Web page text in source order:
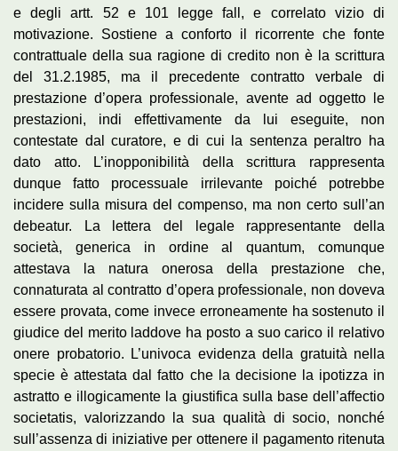
e degli artt. 52 e 101 legge fall, e correlato vizio di
motivazione. Sostiene a conforto il ricorrente che fonte
contrattuale della sua ragione di credito non è la scrittura
del 31.2.1985, ma il precedente contratto verbale di
prestazione d’opera professionale, avente ad oggetto le
prestazioni, indi effettivamente da lui eseguite, non
contestate dal curatore, e di cui la sentenza peraltro ha
dato atto. L’inopponibilità della scrittura rappresenta
dunque fatto processuale irrilevante poiché potrebbe
incidere sulla misura del compenso, ma non certo sull’an
debeatur. La lettera del legale rappresentante della
società, generica in ordine al quantum, comunque
attestava la natura onerosa della prestazione che,
connaturata al contratto d’opera professionale, non doveva
essere provata, come invece erroneamente ha sostenuto il
giudice del merito laddove ha posto a suo carico il relativo
onere probatorio. L’univoca evidenza della gratuità nella
specie è attestata dal fatto che la decisione la ipotizza in
astratto e illogicamente la giustifica sulla base dell’affectio
societatis, valorizzando la sua qualità di socio, nonché
sull’assenza di iniziative per ottenere il pagamento ritenuta